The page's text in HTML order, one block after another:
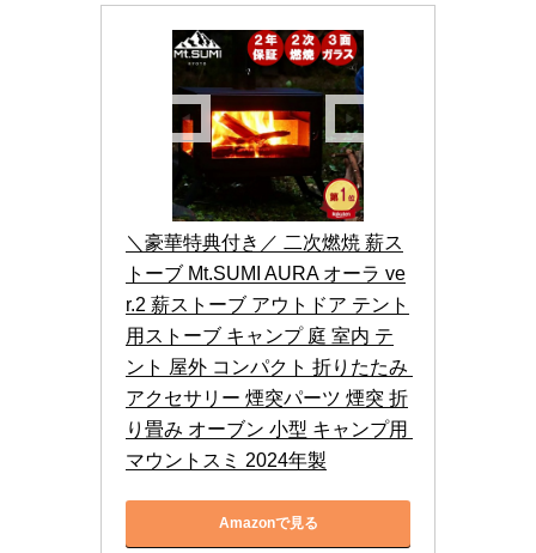
＼豪華特典付き／ 二次燃焼 薪ス
トーブ Mt.SUMI AURA オーラ ve
r.2 薪ストーブ アウトドア テント
用ストーブ キャンプ 庭 室内 テ
ント 屋外 コンパクト 折りたたみ
アクセサリー 煙突パーツ 煙突 折
り畳み オーブン 小型 キャンプ用
マウントスミ 2024年製
Amazonで見る